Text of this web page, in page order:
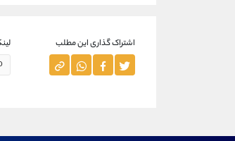
اشتراک گذاری این مطلب